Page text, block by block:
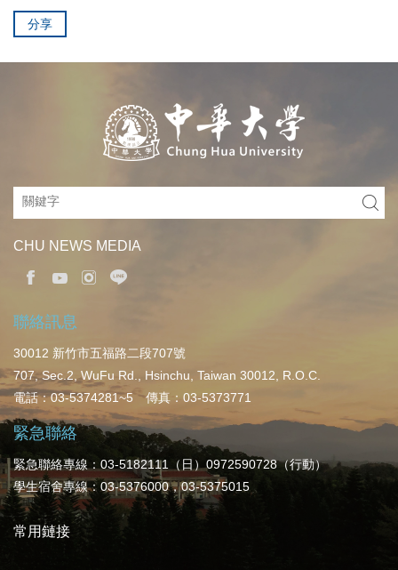
分享
CHU NEWS MEDIA
聯絡訊息
30012 新竹市五福路二段707號
707, Sec.2, WuFu Rd., Hsinchu, Taiwan 30012, R.O.C.
電話：03-5374281~5 傳真：03-5373771
緊急聯絡
緊急聯絡專線：03-5182111（日）0972590728（行動）
學生宿舍專線：03-5376000，03-5375015
常用鏈接